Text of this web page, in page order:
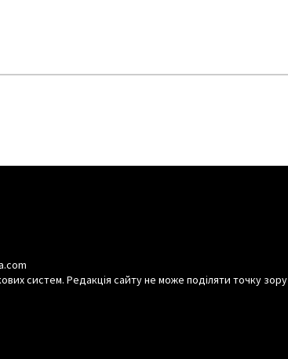
систем. Редакція сайту не може поділяти точку зору